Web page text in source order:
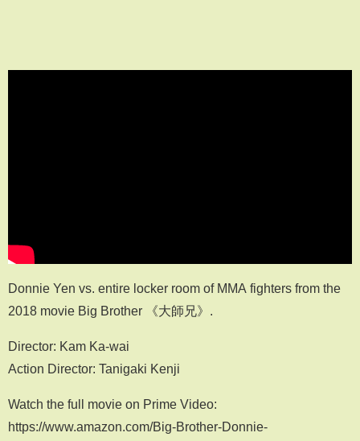
Donnie Yen vs. entire locker room of MMA fighters from the
2018 movie Big Brother 《大師兄》.
Director: Kam Ka-wai
Action Director: Tanigaki Kenji
Watch the full movie on Prime Video:
https://www.amazon.com/Big-Brother-Donnie-